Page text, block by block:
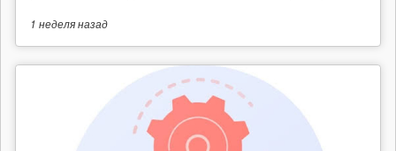
1 неделяназад